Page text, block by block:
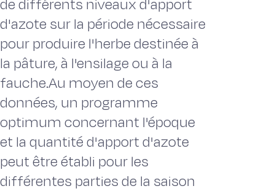
de différents niveaux d'apport
d'azote sur la période nécessaire
pour produire l'herbe destinée à
la pâture, à l'ensilage ou à la
fauche.Au moyen de ces
données, un programme
optimum concernant l'époque
et la quantité d'apport d'azote
peut être établi pour les
différentes parties de la saison